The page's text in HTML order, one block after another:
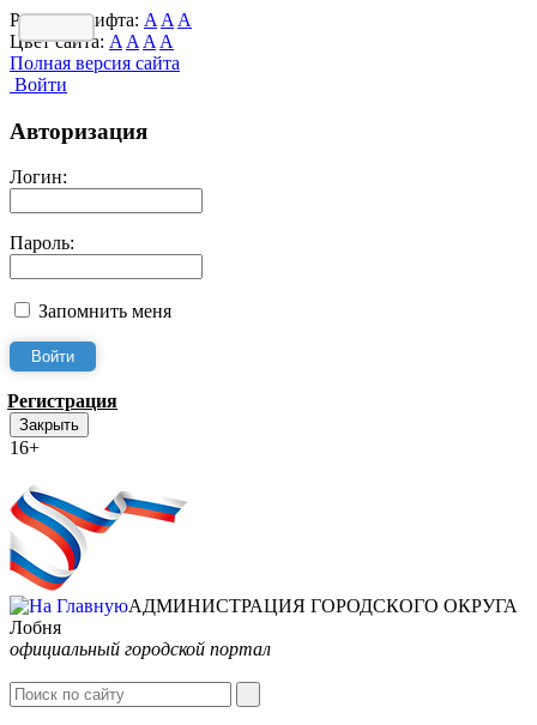
Размер шрифта: A A A
Цвет сайта: A A A A
Полная версия сайта
Войти
Авторизация
Логин:
Пароль:
Запомнить меня
Регистрация
Закрыть
16+
АДМИНИСТРАЦИЯ ГОРОДСКОГО ОКРУГА
Лобня
официальный городской портал